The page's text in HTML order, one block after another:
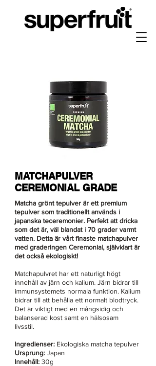
MATCHAPULVER
CEREMONIAL GRADE
Matcha grönt tepulver är ett premium
tepulver som traditionellt används i
japanska teceremonier. Perfekt att dricka
som det är, väl blandat i 70 grader varmt
vatten. Detta är vårt finaste matchapulver
med graderingen Ceremonial, självklart är
det också ekologiskt!
Matchapulvret har ett naturligt högt
innehåll av järn och kalium. Järn bidrar till
immunsystemets normala funktion. Kalium
bidrar till att behålla ett normalt blodtryck.
Det är viktigt med en mångsidig och
balanserad kost samt en hälsosam
livsstil.
Ingredienser: Ekologiska matcha tepulver
Ursprung: Japan
Innehåll: 30g